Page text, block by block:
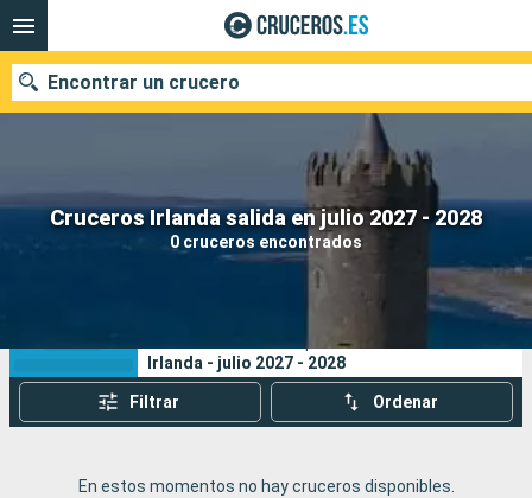
Cruceros Irlanda salida en julio 2027 - 2028
0 cruceros encontrados
Encontrar un crucero
Nuestros destinos
Buscar
Sus criterios de búsqueda:
Irlanda - julio 2027 - 2028
Filtrar Ordenar
En estos momentos no hay cruceros disponibles.